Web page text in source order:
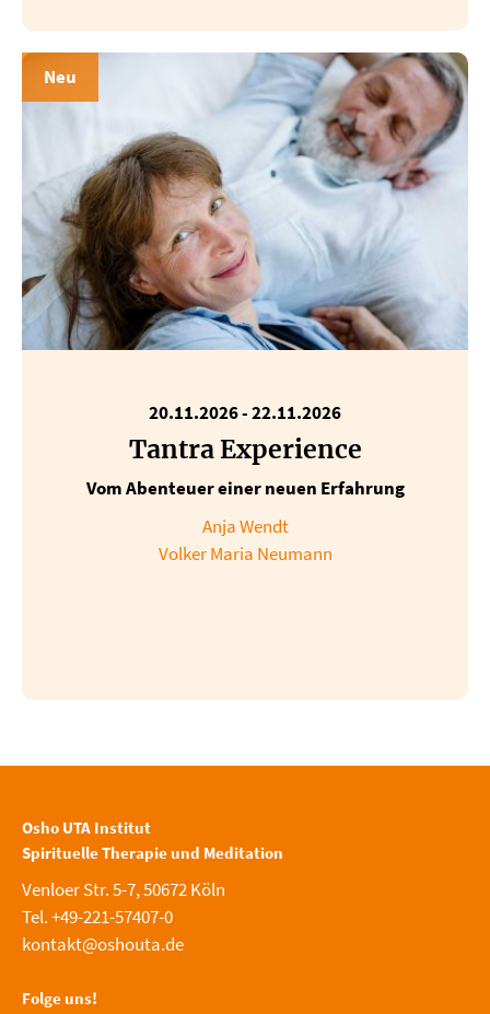
Neu
20.11.2026-22.11.2026
Tantra Experience
Vom Abenteuer einer neuen Erfahrung
Anja Wendt
Volker Maria Neumann
Osho UTA Institut
Spirituelle Therapie und Meditation
Venloer Str. 5-7, 50672 Köln
Tel. +49-221-57407-0
kontakt@oshouta.de
Folge uns!